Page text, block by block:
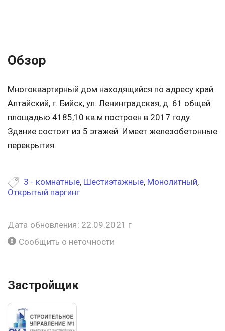
Обзор
Многоквартирный дом находящийся по адресу край.
Алтайский, г. Бийск, ул. Ленинградская, д. 61 общей
площадью 4185,10 кв.м построен в 2017 году.
Здание состоит из 5 этажей. Имеет железобетонные
перекрытия.
3 - комнатные, Шестиэтажные, Монолитный,
Открытый паргинг
Дата обновления: 22.09.2021 г
Сообщить о неточности
Застройщик